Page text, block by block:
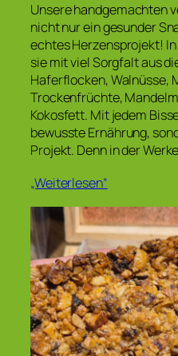
Unsere handgemachten
nicht nur ein gesunder
echtes Herzensprojekt!
sie mit viel Sorgfalt aus
Haferflocken, Walnüsse,
Trockenfrüchte,
Kokosfett. Mit jedem
bewusste Ernährung,
Projekt. Denn in der
„Weiterlesen“